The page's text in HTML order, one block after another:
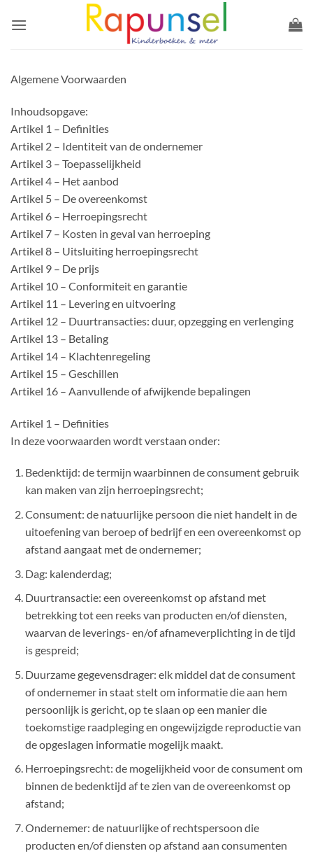
naar
Algemene Voorwaarden
Inhoudsopgave:
Artikel 1 – Definities
Artikel 2 – Identiteit van de ondernemer
Artikel 3 – Toepasselijkheid
Artikel 4 – Het aanbod
Artikel 5 – De overeenkomst
Artikel 6 – Herroepingsrecht
Artikel 7 – Kosten in geval van herroeping
Artikel 8 – Uitsluiting herroepingsrecht
Artikel 9 – De prijs
Artikel 10 – Conformiteit en garantie
Artikel 11 – Levering en uitvoering
Artikel 12 – Duurtransacties: duur, opzegging en verlenging
Artikel 13 – Betaling
Artikel 14 – Klachtenregeling
Artikel 15 – Geschillen
Artikel 16 – Aanvullende of afwijkende bepalingen
Artikel 1 – Definities
In deze voorwaarden wordt verstaan onder:
Bedenktijd: de termijn waarbinnen de consument gebruik
kan maken van zijn herroepingsrecht;
Consument: de natuurlijke persoon die niet handelt in de
uitoefening van beroep of bedrijf en een overeenkomst op
afstand aangaat met de ondernemer;
Dag: kalenderdag;
Duurtransactie: een overeenkomst op afstand met
betrekking tot een reeks van producten en/of diensten,
waarvan de leverings- en/of afnameverplichting in de tijd
is gespreid;
Duurzame gegevensdrager: elk middel dat de consument
of ondernemer in staat stelt om informatie die aan hem
persoonlijk is gericht, op te slaan op een manier die
toekomstige raadpleging en ongewijzigde reproductie van
de opgeslagen informatie mogelijk maakt.
Herroepingsrecht: de mogelijkheid voor de consument om
binnen de bedenktijd af te zien van de overeenkomst op
afstand;
Ondernemer: de natuurlijke of rechtspersoon die
producten en/of diensten op afstand aan consumenten